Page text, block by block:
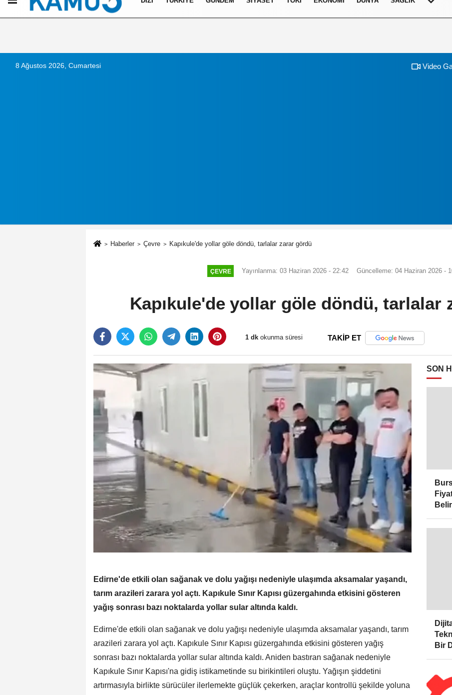
İletişim Çerez Politikası
8 Ağustos 2026, Cumartesi Video
Haberler Çevre Kapıkule'de yollar göle döndü, tarlalar zarar gördü
ÇEVRE Yayınlanma: 03 Haziran 2026 - 22:42 Güncelleme: 04 Haziran 2026 -
Kapıkule'de yollar göle döndü, tarlalar
1 dk okunma süresi TAKİP ET
Edirne'de etkili olan sağanak ve dolu yağışı nedeniyle ulaşımda aksamalar yaşandı,
tarım arazileri zarara yol açtı. Kapıkule Sınır Kapısı güzergahında etkisini gösteren
yağış sonrası bazı noktalarda yollar sular altında kaldı.
Edirne'de etkili olan sağanak ve dolu yağışı nedeniyle ulaşımda aksamalar yaşandı, tarım
arazileri zarara yol açtı. Kapıkule Sınır Kapısı güzergahında etkisini gösteren yağış
sonrası bazı noktalarda yollar sular altında kaldı. Aniden bastıran sağanak nedeniyle
Kapıkule Sınır Kapısı'na gidiş istikametinde su birikintileri oluştu. Yağışın şiddetini
artırmasıyla birlikte sürücüler ilerlemekte güçlük çekerken, araçlar kontrollü şekilde yoluna
SON
Bir